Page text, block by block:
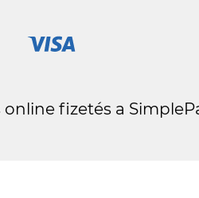
online fizetés a